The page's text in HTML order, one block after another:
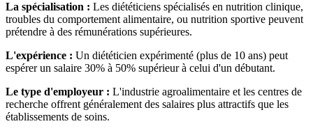
La spécialisation : Les diététiciens spécialisés en nutrition clinique,
troubles du comportement alimentaire, ou nutrition sportive peuvent
prétendre à des rémunérations supérieures.
L'expérience : Un diététicien expérimenté (plus de 10 ans) peut
espérer un salaire 30% à 50% supérieur à celui d'un débutant.
Le type d'employeur : L'industrie agroalimentaire et les centres de
recherche offrent généralement des salaires plus attractifs que les
établissements de soins.